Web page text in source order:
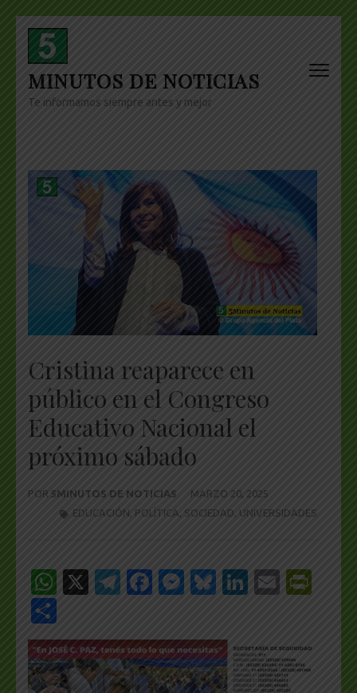
Skip
content
(Press
Enter)
MINUTOS DE NOTICIAS
Te informamos siempre antes y mejor
Cristina reaparece en
público en el Congreso
Educativo Nacional el
próximo sábado
POR 5MINUTOS DE NOTICIAS
MARZO 20, 2025
EDUCACIÓN
POLÍTICA , SOCIEDAD, UNIVERSIDADES
WhatsApp
X Telegram
Facebook
Messenger
Bluesky
LinkedIn
Email